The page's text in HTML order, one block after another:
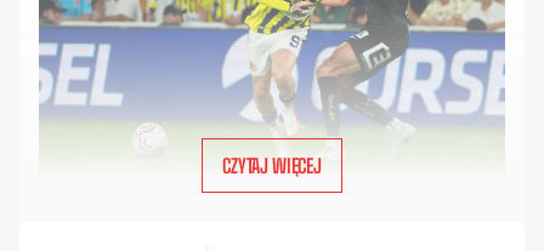
CZYTAJ WIĘCEJ